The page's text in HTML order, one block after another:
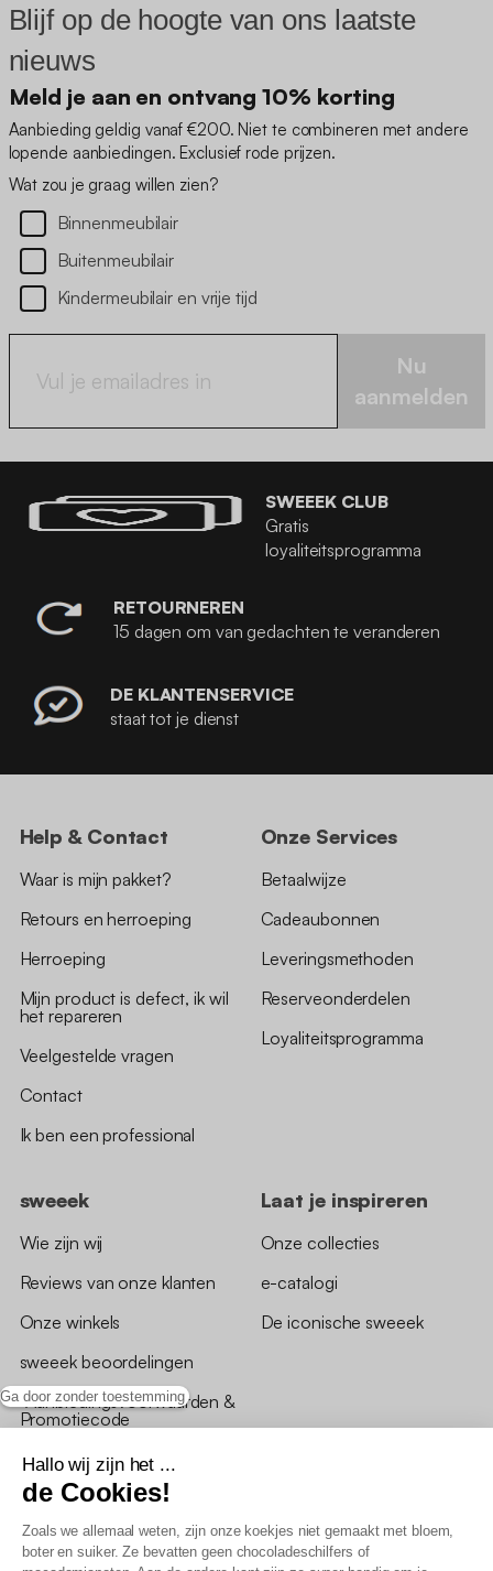
Ga door zonder toestemming
Hallo wij zijn het ...
de Cookies!
Zoals we allemaal weten, zijn onze koekjes niet gemaakt met bloem,
boter en suiker. Ze bevatten geen chocoladeschilfers of
Blijf op de hoogte van ons laatste
nieuws
Meld je aan en ontvang 10% korting
Aanbieding geldig vanaf €200. Niet te combineren met andere
lopende aanbiedingen. Exclusief rode prijzen.
Wat zou je graag willen zien?
Binnenmeubilair
Buitenmeubilair
Kindermeubilair en vrije tijd
Nu
aanmelden
SWEEEK CLUB
Gratis
loyaliteitsprogramma
RETOURNEREN
15 dagen om van gedachten te veranderen
DE KLANTENSERVICE
staat tot je dienst
Help & Contact
Waar is mijn pakket?
Retours en herroeping
Herroeping
Mijn product is defect, ik wil
het repareren
Veelgestelde vragen
Contact
Ik ben een professional
Onze Services
Betaalwijze
Cadeaubonnen
Leveringsmethoden
Reserveonderdelen
Loyaliteitsprogramma
sweeek
Wie zijn wij
Reviews van onze klanten
Onze winkels
sweeek beoordelingen
*Aanbiedingsvoorwaarden &
Promotiecode
Laat je inspireren
Onze collecties
e-catalogi
De iconische sweeek
Algemene verkoopsvoorwaarden